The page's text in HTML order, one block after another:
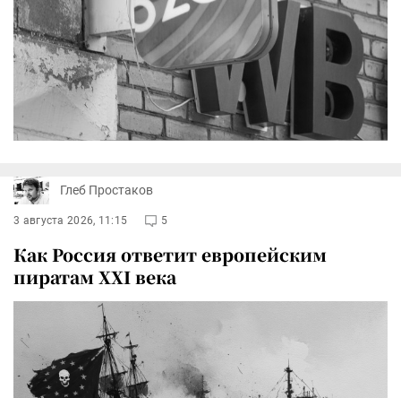
Глеб Простаков
3 августа 2026, 11:15 5
Как Россия ответит европейским
пиратам XXI века